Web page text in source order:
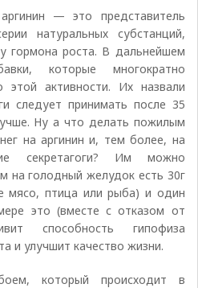
— это представитель
натуральных субстанций,
гормона роста. В дальнейшем
которые многократно
этой активности. Их назвали
следует принимать после 35
Ну а что делать пожилым
на аргинин и, тем более, на
секретагоги? Им можно
на голодный желудок есть 30г
мясо, птица или рыба) и один
это (вместе с отказом от
способность гипофиза
и улучшит качество жизни.
который происходит в